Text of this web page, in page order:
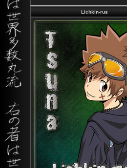
Lichkin-rus